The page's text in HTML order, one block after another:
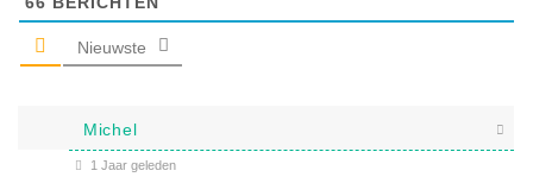
Nieuwste
Michel
1 Jaar geleden